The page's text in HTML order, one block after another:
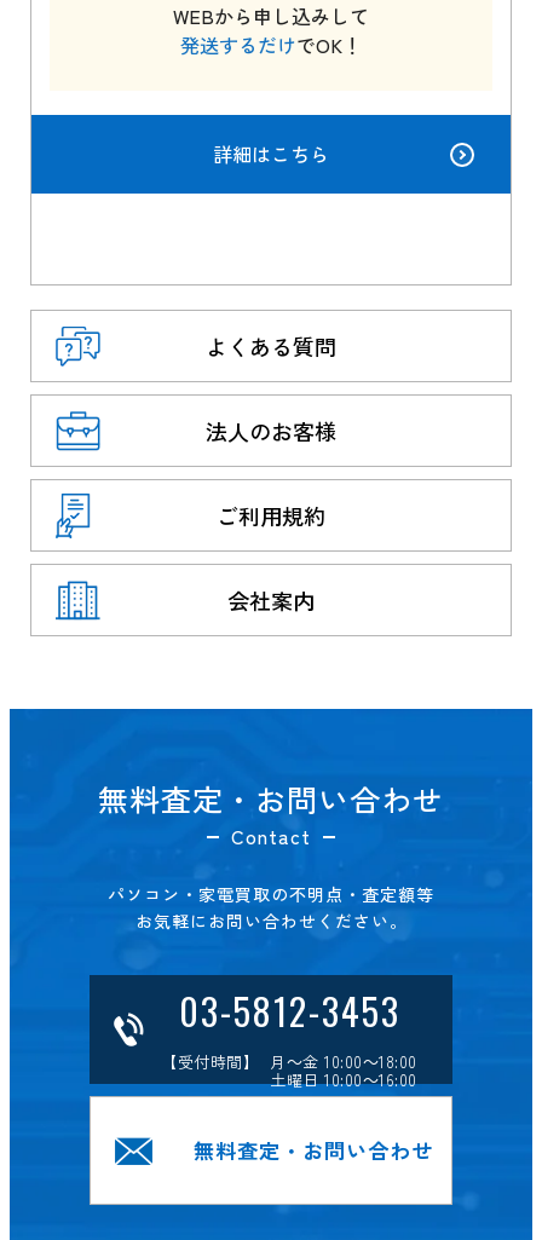
WEBから申し込みして
発送するだけでOK！
詳細はこちら
よくある質問
法人のお客様
ご利用規約
会社案内
無料査定・お問い合わせ
Contact
パソコン・家電買取の不明点・査定額等
お気軽にお問い合わせください。
03-5812-3453
【受付時間】 月～金 10:00～18:00
土曜日 10:00～16:00
無料査定・お問い合わせ